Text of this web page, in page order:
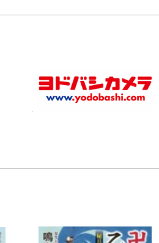
々と襲いかかる中、お互い惹かれ
てお北の驚くべき真実が判明し